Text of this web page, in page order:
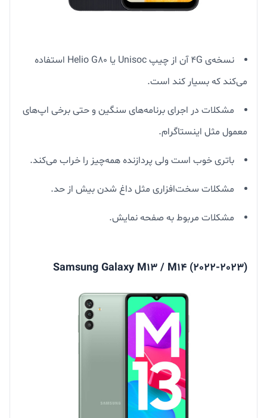
نسخه‌ی 4G آن از چیپ Unisoc یا Helio G80 استفاده
می‌کند که بسیار کند است.
مشکلات در اجرای برنامه‌های سنگین و حتی برخی اپ‌های
معمول مثل اینستاگرام.
باتری خوب است ولی پردازنده همه‌چیز را خراب می‌کند.
مشکلات سخت‌افزاری مثل داغ شدن بیش از حد.
مشکلات مربوط به صفحه نمایش.
(Samsung Galaxy M13 / M14 (2022-2023